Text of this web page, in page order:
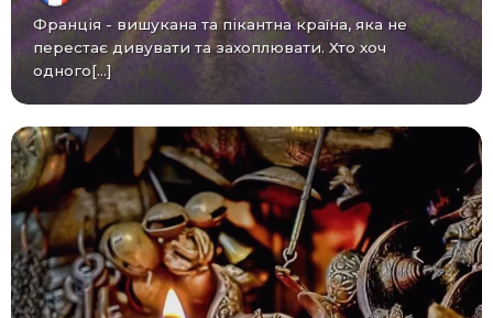
Франція - вишукана та пікантна країна, яка не
перестає дивувати та захоплювати. Хто хоч
одного[...]